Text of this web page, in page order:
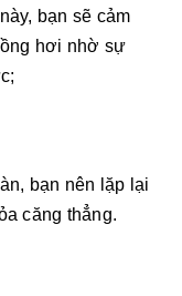
bạn sẽ cảm
hơi nhờ sự
bạn nên lặp lại
căng thẳng.